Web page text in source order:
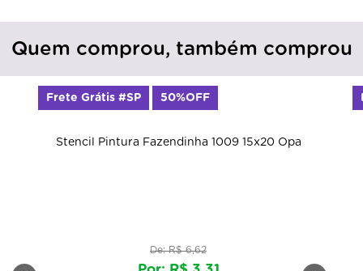
Quem comprou, também comprou
Stencil Pintura Fazendinha 1009 15x20 Opa
De: R$ 6,62
Frete Grátis #SP 50%OFF